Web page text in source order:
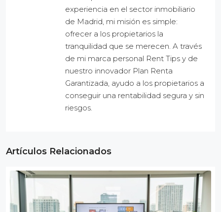
experiencia en el sector inmobiliario
de Madrid, mi misión es simple:
ofrecer a los propietarios la
tranquilidad que se merecen. A través
de mi marca personal Rent Tips y de
nuestro innovador Plan Renta
Garantizada, ayudo a los propietarios a
conseguir una rentabilidad segura y sin
riesgos.
Artículos Relacionados